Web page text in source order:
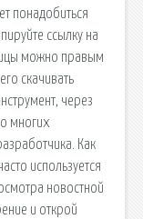
понадобиться
ссылку на
можно правым
скачивать
через
многих
Как
используется
новостной
и открой